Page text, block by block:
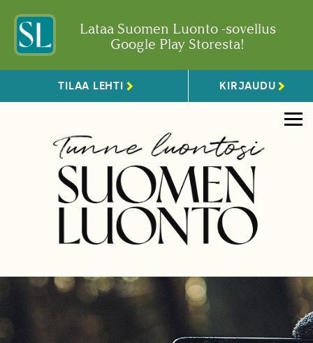
Lataa Suomen Luonto -sovellus
Google Play Storesta!
TILAA LEHTI KIRJAUDU